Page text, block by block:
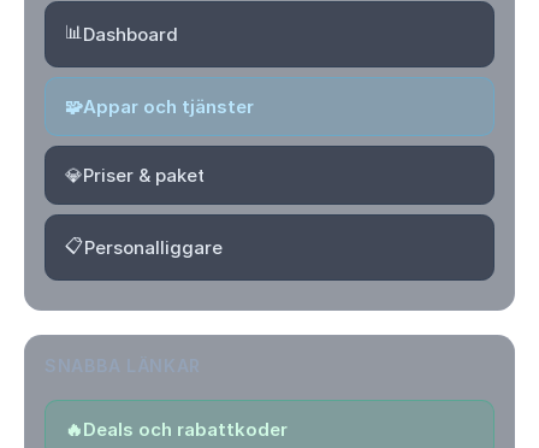
📊Dashboard
🧩Appar och tjänster
💎Priser & paket
📋Personalliggare
🔥Deals och rabattkoder